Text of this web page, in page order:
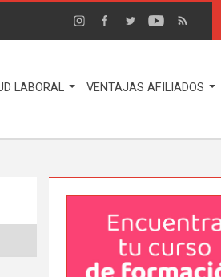
LABORAL VENTAJAS AFILIADOS